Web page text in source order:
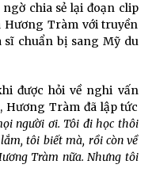
chia sẻ lại đoạn clip
Tràm với truyền
sĩ chuẩn bị sang Mỹ du
được hỏi về nghi vấn
Hương Tràm đã lập tức
người ơi. Tôi đi học thôi
tôi biết mà, rồi còn về
Tràm nữa. Nhưng tôi